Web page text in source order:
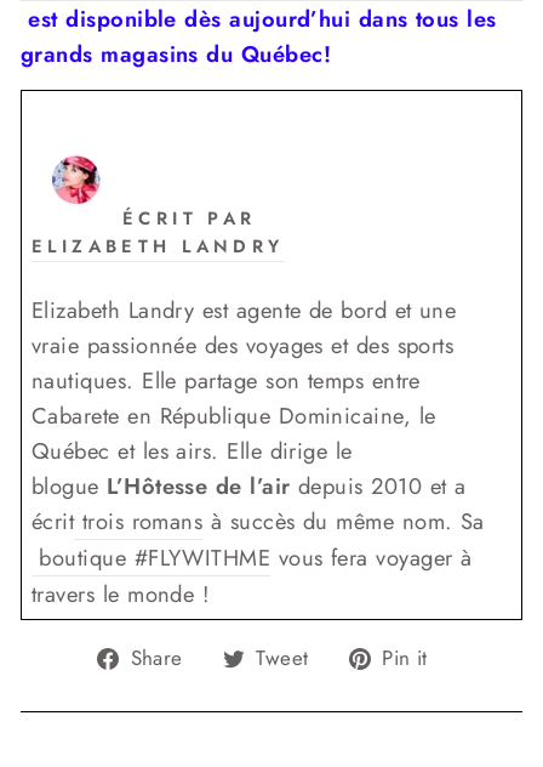
est disponible dès aujourd’hui dans tous les
grands magasins du Québec!
ÉCRIT PAR
ELIZABETH LANDRY
Elizabeth Landry est agente de bord et une
vraie passionnée des voyages et des sports
nautiques. Elle partage son temps entre
Cabarete en République Dominicaine, le
Québec et les airs. Elle dirige le
blogue L’Hôtesse de l’air depuis 2010 et a
écrit trois romans à succès du même nom. Sa
boutique #FLYWITHME vous fera voyager à
travers le monde !
Share
ShareTweet
Tweet Pin it